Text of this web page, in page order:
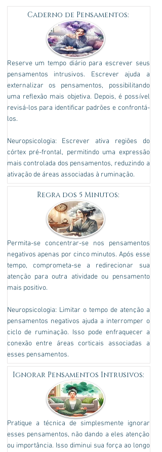
Caderno de Pensamentos:
Reserve um tempo diário para escrever seus
pensamentos intrusivos. Escrever ajuda a
externalizar os pensamentos, possibilitando
uma reflexão mais objetiva. Depois, é possível
revisá-los para identificar padrões e confrontá-
los.
Neuropsicologia: Escrever ativa regiões do
córtex pré-frontal, permitindo uma expressão
mais controlada dos pensamentos, reduzindo a
ativação de áreas associadas à ruminação.
Regra dos 5 Minutos:
Permita-se concentrar-se nos pensamentos
negativos apenas por cinco minutos. Após esse
tempo, comprometa-se a redirecionar sua
atenção para outra atividade ou pensamento
mais positivo.
Neuropsicologia: Limitar o tempo de atenção a
pensamentos negativos ajuda a interromper o
ciclo de ruminação. Isso pode enfraquecer a
conexão entre áreas corticais associadas a
esses pensamentos.
Ignorar Pensamentos Intrusivos:
Pratique a técnica de simplesmente ignorar
esses pensamentos, não dando a eles atenção
ou importância. Isso diminui sua força ao longo